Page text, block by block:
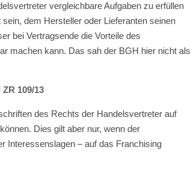
vergleichbare Aufgaben zu erfüllen
dem Hersteller oder Lieferanten seinen
bei Vertragsende die Vorteile des
machen kann. Das sah der BGH hier nicht als
ZR 109/13
des Rechts der Handelsvertreter auf
Dies gilt aber nur, wenn der
Interessenslagen – auf das Franchising